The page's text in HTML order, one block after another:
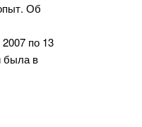
Об
по 13
была в